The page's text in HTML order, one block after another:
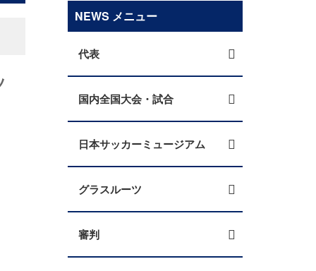
NEWS メニュー
代表
国内全国大会・試合
日本サッカーミュージアム
グラスルーツ
審判